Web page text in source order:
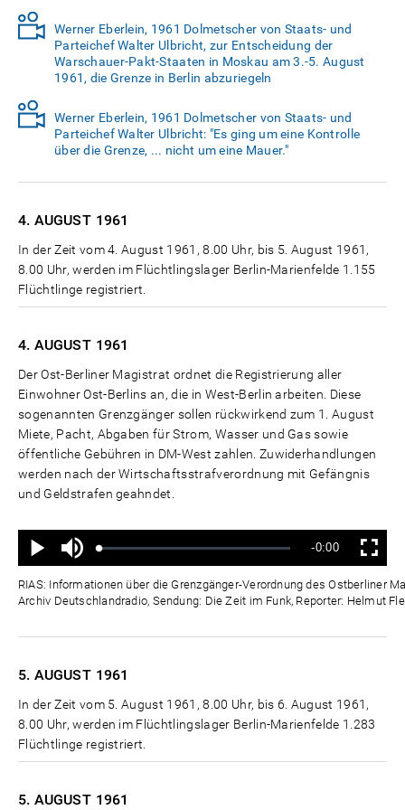
Werner Eberlein, 1961 Dolmetscher von Staats- und
Parteichef Walter Ulbricht, zur Entscheidung der
Warschauer-Pakt-Staaten in Moskau am 3.-5. August
1961, die Grenze in Berlin abzuriegeln
Werner Eberlein, 1961 Dolmetscher von Staats- und
Parteichef Walter Ulbricht: "Es ging um eine Kontrolle
über die Grenze, ... nicht um eine Mauer."
4. AUGUST 1961
In der Zeit vom 4. August 1961, 8.00 Uhr, bis 5. August 1961,
8.00 Uhr, werden im Flüchtlingslager Berlin-Marienfelde 1.155
Flüchtlinge registriert.
4. AUGUST 1961
Der Ost-Berliner Magistrat ordnet die Registrierung aller
Einwohner Ost-Berlins an, die in West-Berlin arbeiten. Diese
sogenannten Grenzgänger sollen rückwirkend zum 1. August
Miete, Pacht, Abgaben für Strom, Wasser und Gas sowie
öffentliche Gebühren in DM-West zahlen. Zuwiderhandlungen
werden nach der Wirtschaftsstrafverordnung mit Gefängnis
und Geldstrafen geahndet.
Wiedergabe
Ton
aus
Geladen:
Status:
Verbleibende
Zeit
-0:00 Vollbild
RIAS: Informationen über die Grenzgänger-Verordnung des Ostberliner
Archiv Deutschlandradio, Sendung: Die Zeit im Funk, Reporter: Helmut
5. AUGUST 1961
In der Zeit vom 5. August 1961, 8.00 Uhr, bis 6. August 1961,
8.00 Uhr, werden im Flüchtlingslager Berlin-Marienfelde 1.283
Flüchtlinge registriert.
5. AUGUST 1961